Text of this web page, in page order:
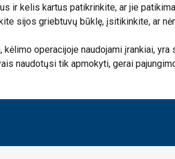
ir kelis kartus patikrinkite, ar jie
sijos griebtuvų būklę, įsitikinkite, ar
operacijoje naudojami įrankiai, yra
naudotųsi tik apmokyti, gerai